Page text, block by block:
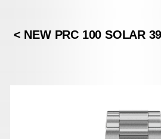
< NEW PRC 100 SOLAR